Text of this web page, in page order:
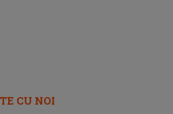
CU NOI